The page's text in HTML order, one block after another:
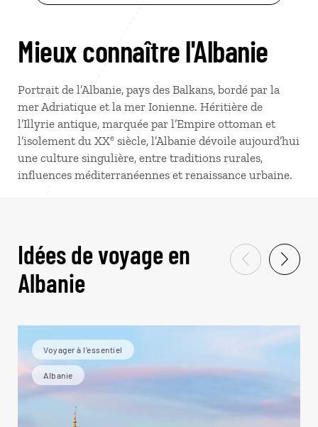
Mieux connaître l'Albanie
Portrait de l’Albanie, pays des Balkans, bordé par la
mer Adriatique et la mer Ionienne. Héritière de
l’Illyrie antique, marquée par l’Empire ottoman et
l’isolement du XXe siècle, l’Albanie dévoile aujourd’hui
une culture singulière, entre traditions rurales,
influences méditerranéennes et renaissance urbaine.
Idées de voyage en
Albanie
Voyager à l’essentiel
Albanie